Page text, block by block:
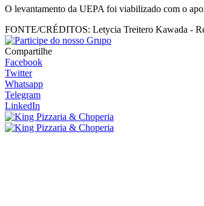
O levantamento da UEPA foi viabilizado com o
FONTE/CRÉDITOS: Letycia Treitero Kawada -
Compartilhe
Facebook
Twitter
Whatsapp
Telegram
LinkedIn